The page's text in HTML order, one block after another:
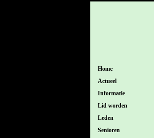
Home
Actueel
Informatie
Lid worden
Leden
Senioren